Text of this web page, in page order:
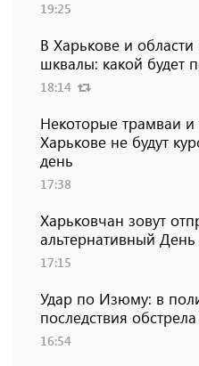
19:25
В Харькове и
шквалы: какой будет
18:14
Некоторые трамваи и
Харькове не будут
день
17:38
Харьковчан зовут
альтернативный День
17:15
Удар по Изюму: в
последствия обстрела
16:54